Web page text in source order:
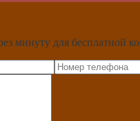
минуту для бесплатной